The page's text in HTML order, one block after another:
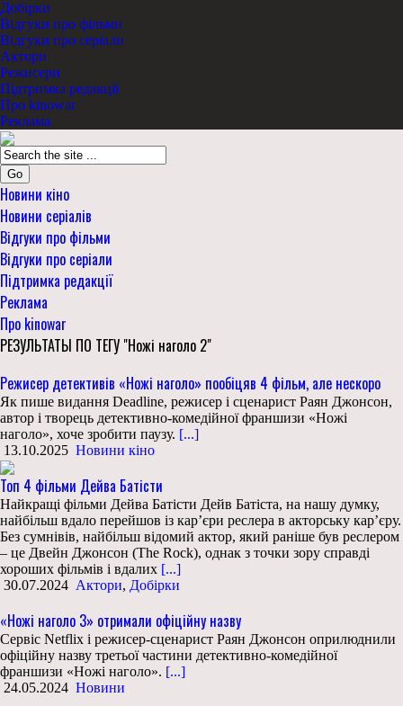
Добірки
Відгуки про фільми
Відгуки про серіали
Актори
Режисери
Підтримка редакції
Про kinowar
Реклама
Go
Новини кіно
Новини серіалів
Відгуки про фільми
Відгуки про серіали
Підтримка редакції
Реклама
Про kinowar
РЕЗУЛЬТАТЫ ПО ТЕГУ "Ножі наголо 2"
Режисер детективів «Ножі наголо» пообіцяв 4 фільм, але нескоро
Як пише видання Deadline, режисер і сценарист Раян Джонсон,
автор і творець детективно-комедійної франшизи «Ножі
наголо», хоче зробити паузу. [...]
13.10.2025 Новини кіно
Топ 4 фільми Дейва Батісти
Найкращі фільми Дейва Батісти Дейв Батіста, на нашу думку,
найбільш вдало перейшов із кар’єри реслера в акторську кар’єру.
Без сумнівів, найбільш відомий актор, який раніше був реслером
– це Двейн Джонсон (The Rock), однак з точки зору справді
хороших фільмів і вдалих [...]
30.07.2024 Актори, Добірки
«Ножі наголо 3» отримали офіційну назву
Сервіс Netflix і режисер-сценарист Раян Джонсон оприлюднили
офіційну назву третьої частини детективно-комедійної
франшизи «Ножі наголо». [...]
24.05.2024 Новини